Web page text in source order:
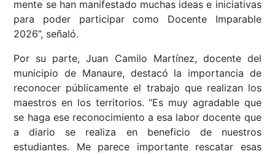
mente se han manifestado muchas ideas e iniciativas
para poder participar como Docente Imparable
2026”, señaló.
Por su parte, Juan Camilo Martínez, docente del
municipio de Manaure, destacó la importancia de
reconocer públicamente el trabajo que realizan los
maestros en los territorios. “Es muy agradable que
se haga ese reconocimiento a esa labor docente que
a diario se realiza en beneficio de nuestros
estudiantes. Me parece importante rescatar esas